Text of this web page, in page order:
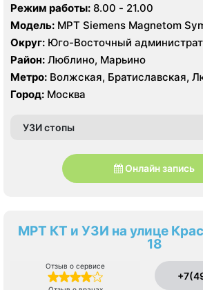
Режим работы: 8.00 - 21.00
Модель: МРТ Siemens Magnetom
Toshiba Aquilion 16 срезов, УЗИ
Округ: Юго-Восточный
Район: Люблино, Марьино
Метро: Волжская, Братиславская,
Город: Москва
УЗИ стопы
Онлайн запись
МРТ КТ и УЗИ на улице
18
Отзыв о сервисе